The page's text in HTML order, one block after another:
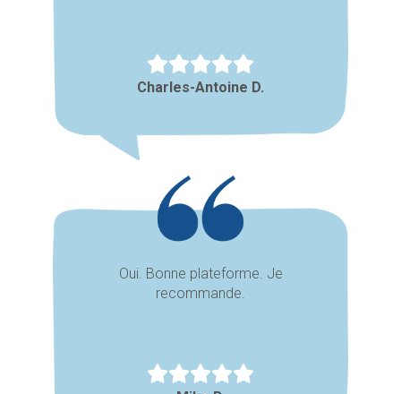
Charles-Antoine D.
Oui. Bonne plateforme. Je
recommande.